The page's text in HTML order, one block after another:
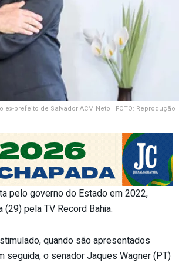
prefeito de Salvador ACM Neto | FOTO: Reprodução |
pelo governo do Estado em 2022,
pela TV Record Bahia.
quando são apresentados
o senador Jaques Wagner (PT)